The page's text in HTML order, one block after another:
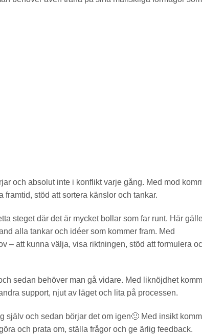
och absolut inte i konflikt varje gång. Med mod
stöd att sortera känslor och tankar.
steget där det är mycket bollar som far runt. Här
alla tankar och idéer som kommer fram. Med
– att kunna välja, visa riktningen, stöd att formulera
sedan behöver man gå vidare. Med liknöjdhet
support, njut av läget och lita på processen.
själv och sedan börjar det om igen🙂 Med insikt
och prata om, ställa frågor och ge ärlig feedback.